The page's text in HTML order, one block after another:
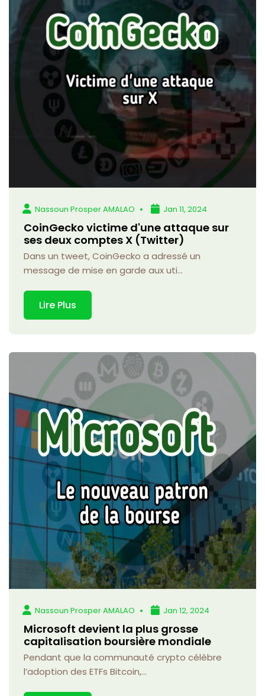
Nassoun Prosper AMALAO Jan 11, 2024
CoinGecko victime d'une attaque sur
ses deux comptes X (Twitter)
Dans un tweet, CoinGecko a adressé un
message de mise en garde aux uti...
Lire Plus
Nassoun Prosper AMALAO Jan 12, 2024
Microsoft devient la plus grosse
capitalisation boursière mondiale
Pendant que la communauté crypto célèbre
l’adoption des ETFs Bitcoin,...